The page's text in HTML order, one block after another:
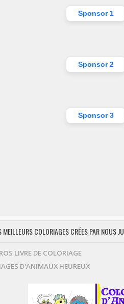
Sponsor 1
Sponsor 2
Sponsor 3
MEILLEURS COLORIAGES CRÉES PAR NOUS
LIVRE DE COLORIAGE
D'ANIMAUX HEUREUX